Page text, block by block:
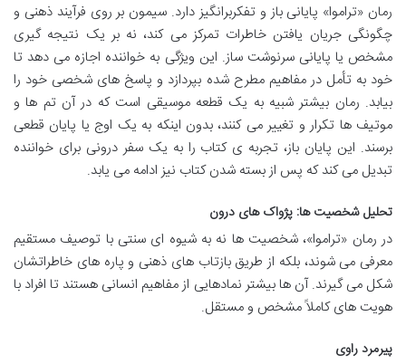
رمان «تراموا» پایانی باز و تفکربرانگیز دارد. سیمون بر روی فرآیند ذهنی و
چگونگی جریان یافتن خاطرات تمرکز می کند، نه بر یک نتیجه گیری
مشخص یا پایانی سرنوشت ساز. این ویژگی به خواننده اجازه می دهد تا
خود به تأمل در مفاهیم مطرح شده بپردازد و پاسخ های شخصی خود را
بیابد. رمان بیشتر شبیه به یک قطعه موسیقی است که در آن تم ها و
موتیف ها تکرار و تغییر می کنند، بدون اینکه به یک اوج یا پایان قطعی
برسند. این پایان باز، تجربه ی کتاب را به یک سفر درونی برای خواننده
تبدیل می کند که پس از بسته شدن کتاب نیز ادامه می یابد.
تحلیل شخصیت ها: پژواک های درون
در رمان «تراموا»، شخصیت ها نه به شیوه ای سنتی با توصیف مستقیم
معرفی می شوند، بلکه از طریق بازتاب های ذهنی و پاره های خاطراتشان
شکل می گیرند. آن ها بیشتر نمادهایی از مفاهیم انسانی هستند تا افراد با
هویت های کاملاً مشخص و مستقل.
پیرمرد راوی